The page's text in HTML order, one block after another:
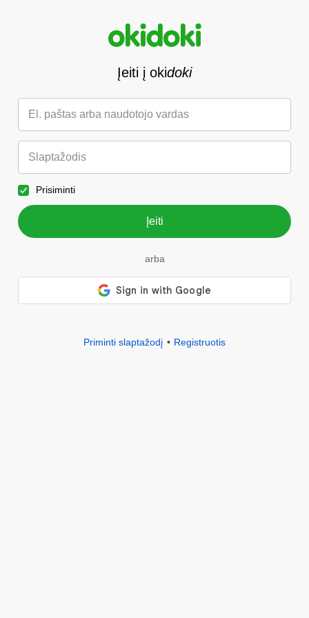
Įeiti į okidoki
Prisiminti
Įeiti
arba
Priminti slaptažodį Registruotis